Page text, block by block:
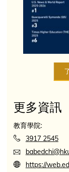
更多資訊
教育學院:
3917 2545
https://